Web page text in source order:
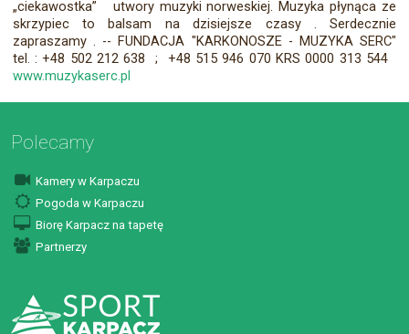
„ciekawostka” utwory muzyki norweskiej. Muzyka płynąca ze
skrzypiec to balsam na dzisiejsze czasy . Serdecznie
zapraszamy . -- FUNDACJA "KARKONOSZE - MUZYKA SERC"
tel. : +48 502 212 638 ; +48 515 946 070 KRS 0000 313 544
www.muzykaserc.pl
Polecamy
Kamery w Karpaczu
Pogoda w Karpaczu
Biorę Karpacz na tapetę
Partnerzy